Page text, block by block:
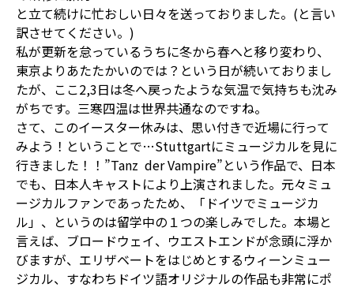
と立て続けに忙おしい日々を送っておりました。(と言い
訳させてください。)
私が更新を怠っているうちに冬から春へと移り変わり、
東京よりあたたかいのでは？という日が続いておりまし
たが、ここ2,3日は冬へ戻ったような気温で気持ちも沈み
がちです。三寒四温は世界共通なのですね。
さて、このイースター休みは、思い付きで近場に行って
みよう！ということで…Stuttgartにミュージカルを見に
行きました！！”Tanz der Vampire”という作品で、日本
でも、日本人キャストにより上演されました。元々ミュ
ージカルファンであったため、「ドイツでミュージカ
ル」、というのは留学中の１つの楽しみでした。本場と
言えば、ブロードウェイ、ウエストエンドが念頭に浮か
びますが、エリザベートをはじめとするウィーンミュー
ジカル、すなわちドイツ語オリジナルの作品も非常にポ